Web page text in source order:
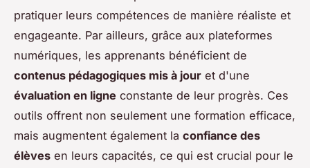
pratiquer leurs compétences de manière réaliste et
engageante. Par ailleurs, grâce aux plateformes
numériques, les apprenants bénéficient de
contenus pédagogiques mis à jour et d'une
évaluation en ligne constante de leur progrès. Ces
outils offrent non seulement une formation efficace,
mais augmentent également la confiance des
élèves en leurs capacités, ce qui est crucial pour le